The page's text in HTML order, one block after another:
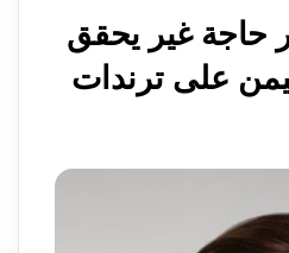
حاجة غير يحقق
على ترندات